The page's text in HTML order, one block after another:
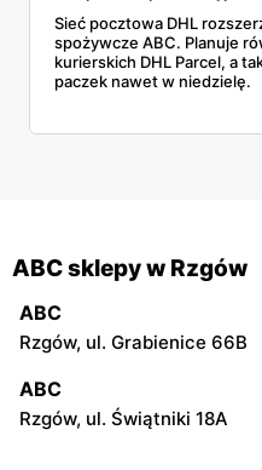
Sieć pocztowa DHL
spożywcze ABC. Planuje
kurierskich DHL Parcel, a
paczek nawet w niedzielę.
ABC sklepy w Rzgów
ABC
Rzgów, ul. Grabienice 66B
ABC
Rzgów, ul. Świątniki 18A